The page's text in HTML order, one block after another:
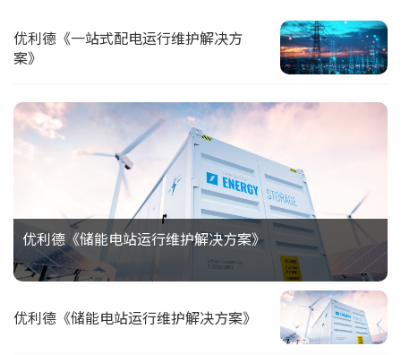
优利德《一站式配电运行维护解决方
案》
优利德《储能电站运行维护解决方案》
优利德《储能电站运行维护解决方案》